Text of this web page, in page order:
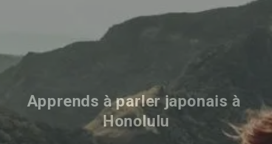
Apprends à parler japonais à
Honolulu